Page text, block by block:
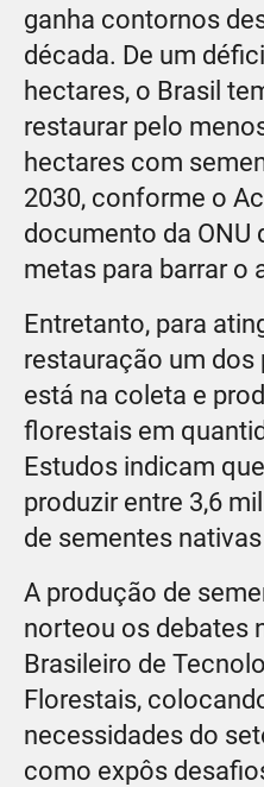
ganha contornos
década. De um
hectares, o Brasil
restaurar pelo
hectares com
2030, conforme o
documento da ONU
metas para barrar o
Entretanto, para
restauração um
está na coleta e
florestais em
Estudos indicam
produzir entre 3,6
de sementes
A produção de
norteou os debates
Brasileiro de
Florestais,
necessidades do
como expôs